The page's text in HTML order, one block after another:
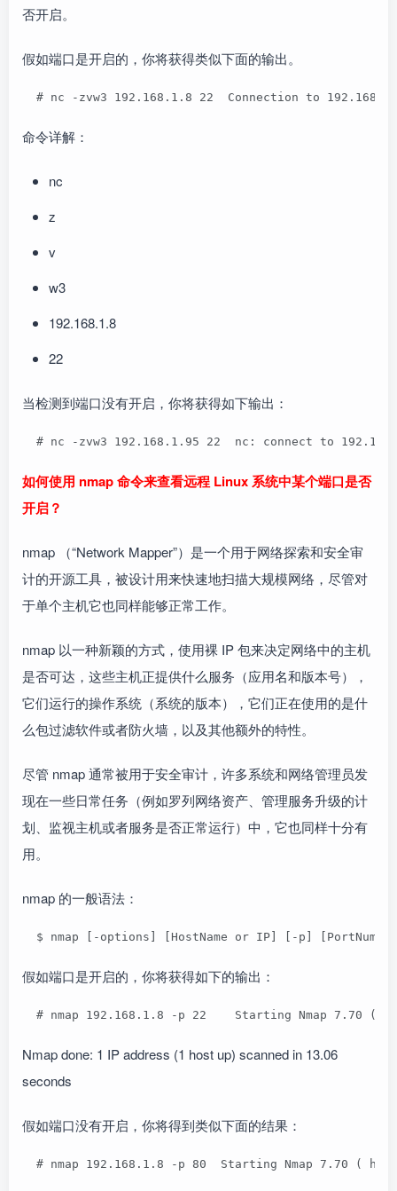
否开启。
假如端口是开启的，你将获得类似下面的输出。
# nc -zvw3 192.168.1.8 22  Connection to
命令详解：
nc
z
v
w3
192.168.1.8
22
当检测到端口没有开启，你将获得如下输出：
# nc -zvw3 192.168.1.95 22  nc: connect to
如何使用 nmap 命令来查看远程 Linux 系统中某个端口是否
开启？
nmap （“Network Mapper”）是一个用于网络探索和安全审
计的开源工具，被设计用来快速地扫描大规模网络，尽管对
于单个主机它也同样能够正常工作。
nmap 以一种新颖的方式，使用裸 IP 包来决定网络中的主机
是否可达，这些主机正提供什么服务（应用名和版本号），
它们运行的操作系统（系统的版本），它们正在使用的是什
么包过滤软件或者防火墙，以及其他额外的特性。
尽管 nmap 通常被用于安全审计，许多系统和网络管理员发
现在一些日常任务（例如罗列网络资产、管理服务升级的计
划、监视主机或者服务是否正常运行）中，它也同样十分有
用。
nmap 的一般语法：
$ nmap [-options] [HostName or IP] [-p]
假如端口是开启的，你将获得如下的输出：
# nmap 192.168.1.8 -p 22    Starting Nmap 7.70 (
Nmap done: 1 IP address (1 host up) scanned in 13.06
seconds
假如端口没有开启，你将得到类似下面的结果：
# nmap 192.168.1.8 -p 80  Starting Nmap 7.70 (